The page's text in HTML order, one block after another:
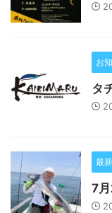
お
タ
最
7